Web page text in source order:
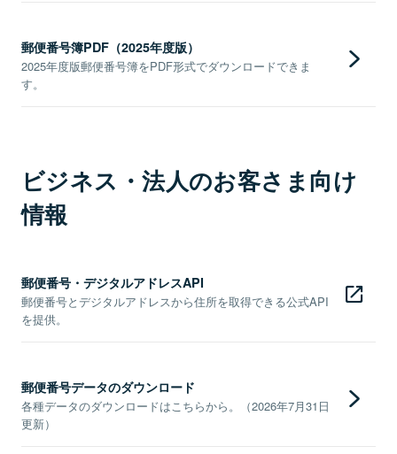
郵便番号簿PDF（2025年度版）
2025年度版郵便番号簿をPDF形式でダウンロードできま
す。
ビジネス・法人のお客さま向け
情報
郵便番号・デジタルアドレスAPI
郵便番号とデジタルアドレスから住所を取得できる公式API
を提供。
郵便番号データのダウンロード
各種データのダウンロードはこちらから。（2026年7月31日
更新）